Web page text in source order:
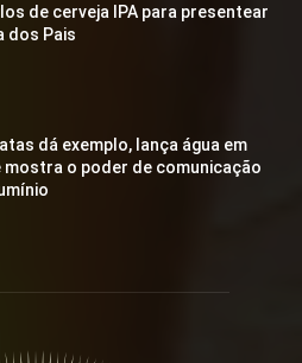
de cerveja IPA para presentear
dos Pais
dá exemplo, lança água em
mostra o poder de comunicação